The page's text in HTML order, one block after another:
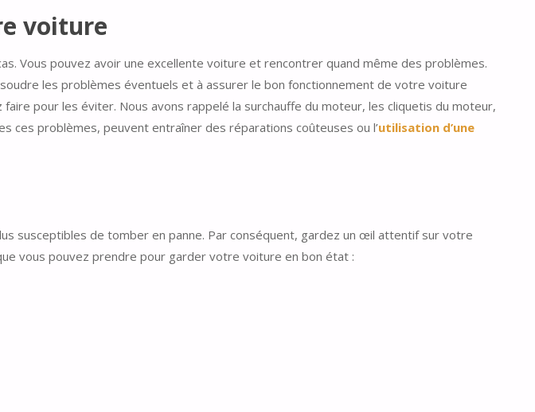
voiture
Vous pouvez avoir une excellente voiture et rencontrer quand même des problèmes.
les problèmes éventuels et à assurer le bon fonctionnement de votre voiture
pour les éviter. Nous avons rappelé la surchauffe du moteur, les cliquetis du moteur,
ces problèmes, peuvent entraîner des réparations coûteuses ou l’utilisation d’une
susceptibles de tomber en panne. Par conséquent, gardez un œil attentif sur votre
vous pouvez prendre pour garder votre voiture en bon état :